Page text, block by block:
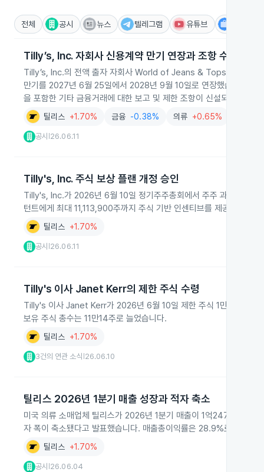
전체 공시 뉴스 텔레그램 유튜브
Tilly’s, Inc. 자회사 신용계약 만기 연장과 조항 수정
Tilly’s, Inc.의 전액 출자 자회사 World of Jeans & Tops가 차입자
만기를 2027년 6월 25일에서 2028년 9월 10일로 연장했습니다.
을 포함한 기타 금융거래에 대한 보고 및 제한 조항이 신설되었습니다.
틸리스 +1.70% 금융 -0.38% 의류 +0.65%
공시 26.06.11
Tilly's, Inc. 주식 보상 플랜 개정 승인
Tilly's, Inc.가 2026년 6월 10일 정기주주총회에서 주주 과반 찬성
턴트에게 최대 11,113,900주까지 주식 기반 인센티브를 제공할 수 있
틸리스 +1.70%
공시 26.06.11
Tilly's 이사 Janet Kerr의 제한 주식 수령
Tilly's 이사 Janet Kerr가 2026년 6월 10일 제한 주식 1만5444주를
보유 주식 총수는 11만14주로 늘었습니다.
틸리스 +1.70%
3건의 연관 소식 26.06.10
틸리스 2026년 1분기 매출 성장과 적자 축소
미국 의류 소매업체 틸리스가 2026년 1분기 매출이 1억2470만 달
자 폭이 축소됐다고 발표했습니다. 매출총이익률은 28.9%로 개선됐
틸리스 +1.70%
공시 26.06.04